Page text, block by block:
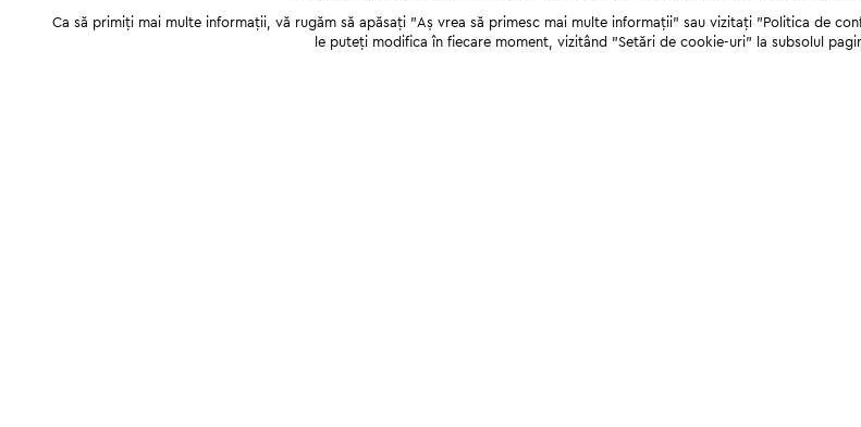
Ca să primiți mai multe informații, vă rugăm să apăsați "Аș vrea să primesc mai multe informații" sau vizitați "Politica de
le puteți modifica în fiecare moment, vizitând "Setări de cookie-uri" la subsolul